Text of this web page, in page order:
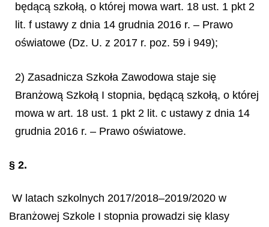
będącą szkołą, o której mowa wart. 18 ust. 1 pkt 2
lit. f ustawy z dnia 14 grudnia 2016 r. – Prawo
oświatowe (Dz. U. z 2017 r. poz. 59 i 949);
2) Zasadnicza Szkoła Zawodowa staje się
Branżową Szkołą I stopnia, będącą szkołą, o której
mowa w art. 18 ust. 1 pkt 2 lit. c ustawy z dnia 14
grudnia 2016 r. – Prawo oświatowe.
§ 2.
W latach szkolnych 2017/2018–2019/2020 w
Branżowej Szkole I stopnia prowadzi się klasy